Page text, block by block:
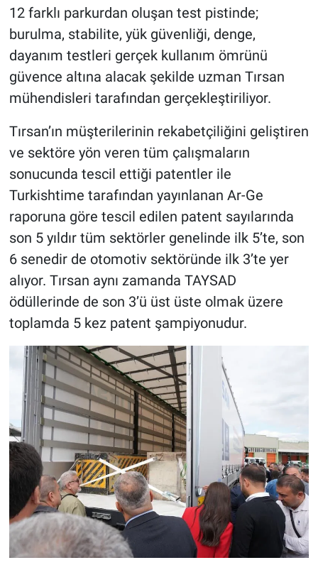
12 farklı parkurdan oluşan test pistinde;
burulma, stabilite, yük güvenliği, denge,
dayanım testleri gerçek kullanım ömrünü
güvence altına alacak şekilde uzman Tırsan
mühendisleri tarafından gerçekleştiriliyor.
Tırsan’ın müşterilerinin rekabetçiliğini geliştiren
ve sektöre yön veren tüm çalışmaların
sonucunda tescil ettiği patentler ile
Turkishtime tarafından yayınlanan Ar-Ge
raporuna göre tescil edilen patent sayılarında
son 5 yıldır tüm sektörler genelinde ilk 5’te, son
6 senedir de otomotiv sektöründe ilk 3’te yer
alıyor. Tırsan aynı zamanda TAYSAD
ödüllerinde de son 3’ü üst üste olmak üzere
toplamda 5 kez patent şampiyonudur.